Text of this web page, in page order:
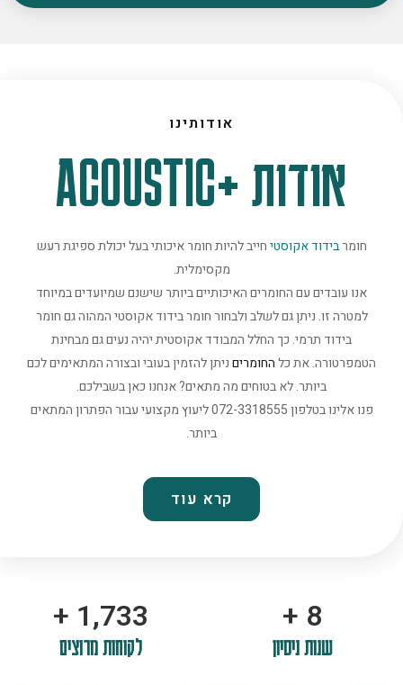
אודותינו
אודות +ACOUSTIC
חומרבידוד אקוסטיחייב להיות חומר איכותי בעל יכולת ספיגת רעש
מקסימלית.
אנו עובדים עם החומרים האיכותיים ביותר שישנם שמיועדים במיוחד
למטרה זו. ניתן גם לשלב ולבחור חומר בידוד אקוסטי המהוה גם חומר
בידוד תרמי. כך החלל המבודד אקוסטית יהיה נעים גם מבחינת
הטמפרטורה. את כלהחומריםניתן להזמין בעובי ובצורה המתאימים לכם
ביותר. לא בטוחים מה מתאים? אנחנו כאן בשבילכם.
פנו אלינו בטלפון 072-3318555 ליעוץ מקצועי עבור הפתרון המתאים
ביותר.
קרא עוד
10
+
שנות ניסיון
2,100
+
לקוחות מרוצים